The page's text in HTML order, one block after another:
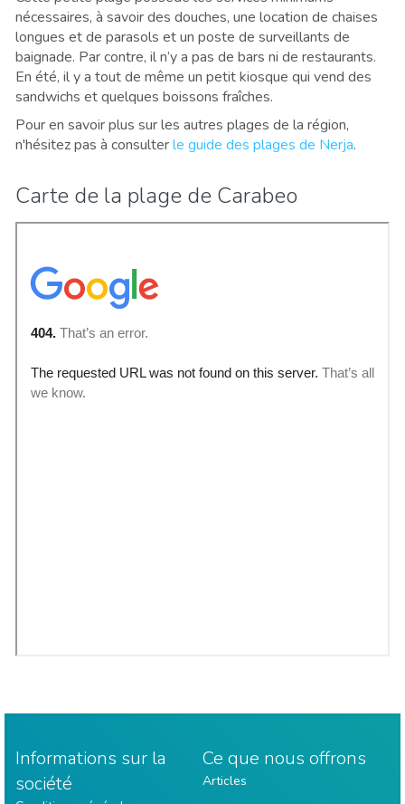
nécessaires, à savoir des douches, une location de chaises
longues et de parasols et un poste de surveillants de
baignade. Par contre, il n’y a pas de bars ni de restaurants.
En été, il y a tout de même un petit kiosque qui vend des
sandwichs et quelques boissons fraîches.
Pour en savoir plus sur les autres plages de la région,
n'hésitez pas à consulterle guide des plages de Nerja.
Carte de la plage de Carabeo
Informations sur la
société
Ce que nous offrons
Articles